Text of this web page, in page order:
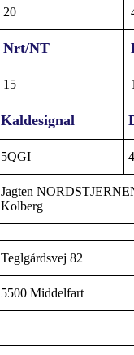
20
Nrt/NT
15
Kaldesignal
5QGI 4
Jagten
Kolberg
Teglgårdsvej 82
5500 Middelfart